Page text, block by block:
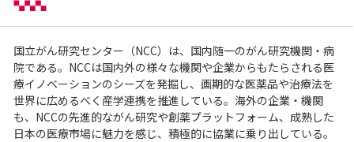
国立がん研究センター（NCC）は、国内随一のがん研究機関・病
院である。NCCは国内外の様々な機関や企業からもたらされる医
療イノベーションのシーズを発掘し、画期的な医薬品や治療法を
世界に広めるべく産学連携を推進している。海外の企業・機関
も、NCCの先進的ながん研究や創薬プラットフォーム、成熟した
日本の医療市場に魅力を感じ、積極的に協業に乗り出している。